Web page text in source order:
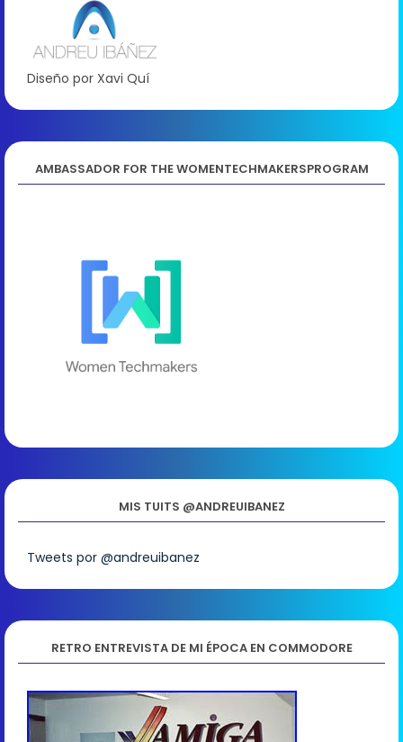
Diseño por Xavi Quí
AMBASSADOR FOR THE WOMENTECHMAKERSPROGRAM
MIS TUITS @ANDREUIBANEZ
Tweets por @andreuibanez
RETRO ENTREVISTA DE MI ÉPOCA EN COMMODORE